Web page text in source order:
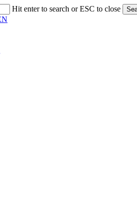
Hit enter to search or ESC to close